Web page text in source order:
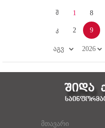
შ
კ
1
2
8
9
მთავარი